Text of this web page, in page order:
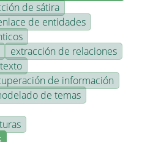
de sátira
de entidades
extracción de relaciones
de información
de temas